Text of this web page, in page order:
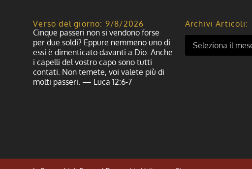
Verso del giorno: 9/8/2026
Cinque passeri non si vendono forse
per due soldi? Eppure nemmeno uno di
essi è dimenticato davanti a Dio. Anche
i capelli del vostro capo sono tutti
contati. Non temete, voi valete più di
molti passeri. — Luca 12:6-7
Archivi Articoli: